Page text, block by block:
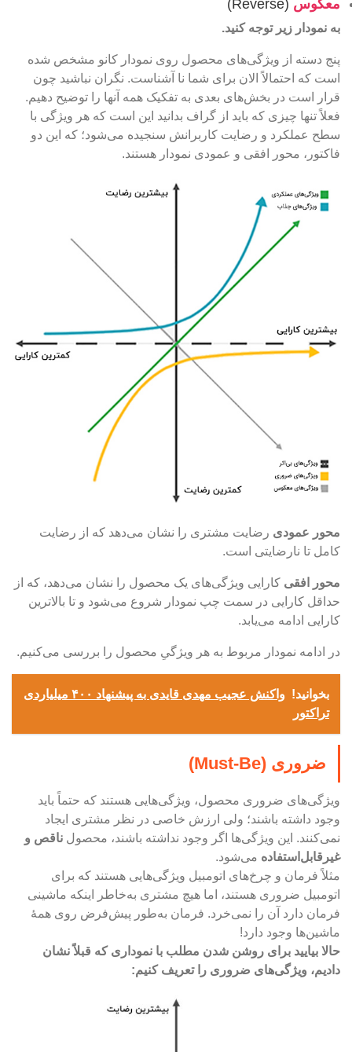
معکوس (Reverse)
به نمودار زیر توجه کنید.
پنج دسته از ویژگی‌های محصول روی نمودار کانو مشخص شده
است که احتمالاً الان برای شما نا آشناست. نگران نباشید چون
قرار است در بخش‌های بعدی به تفکیک همه آنها را توضیح دهیم.
فعلاً تنها چیزی که باید از گراف بدانید این است که هر ویژگی با
سطح عملکرد و رضایت کاربرانش سنجیده می‌شود؛ که این دو
فاکتور، محور افقی و عمودی نمودار هستند.
محور عمودی رضایت مشتری را نشان می‌دهد که از رضایت
کامل تا نارضایتی است.
محور افقی کارایی ویژگی‌های یک محصول را نشان می‌دهد، که از
حداقل کارایی در سمت چپ نمودار شروع می‌شود و تا بالاترین
کارایی ادامه می‌یابد.
در ادامه نمودار مربوط به هر ویژگیِ محصول را بررسی می‌کنیم.
بخوانید!
واکنش عجیب مهدی قایدی به پیشنهاد ۴۰۰ میلیاردی
تراکتور
ضروری (Must-Be)
ویژگی‌های ضروری محصول، ویژگی‌هایی هستند که حتماً باید
وجود داشته باشند؛ ولی ارزش خاصی در نظر مشتری ایجاد
نمی‌کنند. این ویژگی‌ها اگر وجود نداشته باشند، محصول ناقص و
غیرقابل‌استفاده می‌شود.
مثلاً فرمان و چرخ‌های اتومبیل ویژگی‌هایی هستند که برای
اتومبیل ضروری هستند، اما هیچ مشتری به‌خاطر اینکه ماشینی
فرمان دارد آن را نمی‌خرد. فرمان به‌طور پیش‌فرض روی همۀ
ماشین‌ها وجود دارد!
حالا بیایید برای روشن شدن مطلب با نموداری که قبلاً نشان
دادیم، ویژگی‌های ضروری را تعریف کنیم: